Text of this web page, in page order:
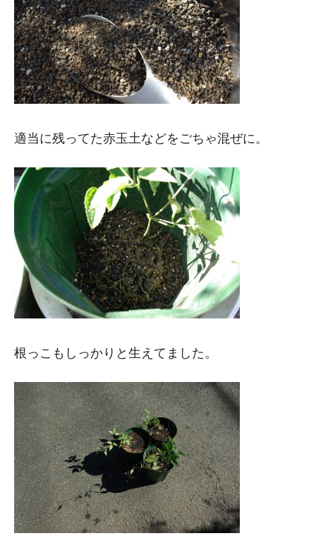
適当に残ってた赤玉土などをごちゃ混ぜに。
根っこもしっかりと生えてました。